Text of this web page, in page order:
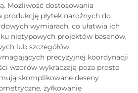
Możliwość dostosowania
produkcję płytek narożnych do
wymiarach, co ułatwia ich
nietypowych projektów basenów,
lub szczegółów
precyzyjnej koordynacji
wzorów wykraczają poza proste
skomplikowane deseny
żyłkowanie